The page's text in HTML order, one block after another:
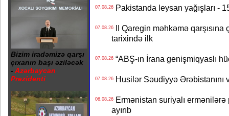
Bizim iradəmizə qarşı
çıxanın başı əziləcək
- Azərbaycan
Prezidenti
07.08.26Pakistanda leysan yağışları -
07.08.26II Qaregin məhkəmə qarşısına
tarixində ilk
07.08.26“ABŞ-ın İrana genişmiqyaslı
07.08.26Husilər Səudiyyə Ərəbistanını
06.08.26Ermənistan suriyalı ermənilərə
ayırıb